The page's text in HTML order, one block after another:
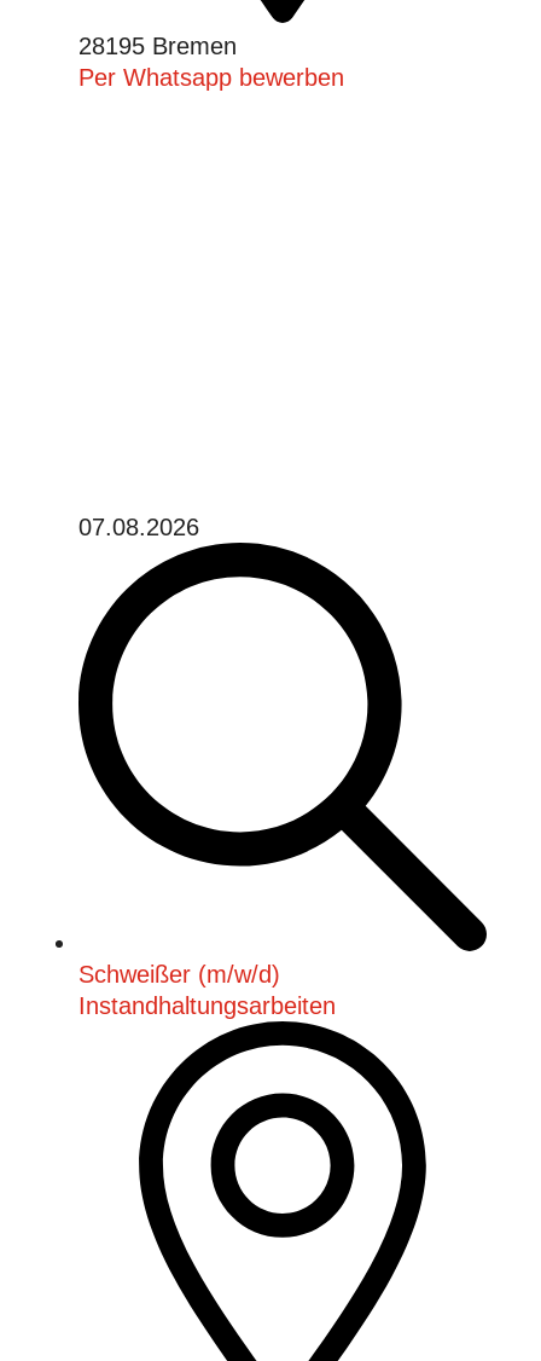
28195 Bremen
Per Whatsapp bewerben
07.08.2026
Schweißer (m/w/d)
Instandhaltungsarbeiten